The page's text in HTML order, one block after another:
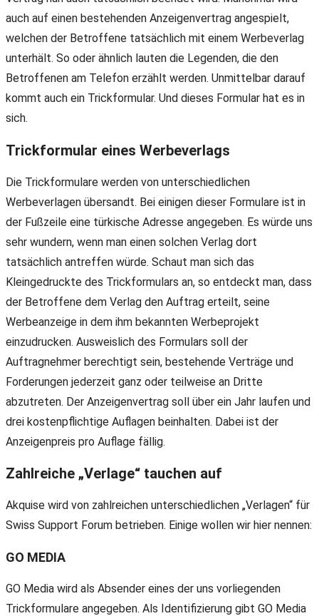
auch auf einen bestehenden Anzeigenvertrag angespielt,
welchen der Betroffene tatsächlich mit einem Werbeverlag
unterhält. So oder ähnlich lauten die Legenden, die den
Betroffenen am Telefon erzählt werden. Unmittelbar darauf
kommt auch ein Trickformular. Und dieses Formular hat es in
sich.
Trickformular eines Werbeverlags
Die Trickformulare werden von unterschiedlichen
Werbeverlagen übersandt. Bei einigen dieser Formulare ist in
der Fußzeile eine türkische Adresse angegeben. Es würde uns
sehr wundern, wenn man einen solchen Verlag dort
tatsächlich antreffen würde. Schaut man sich das
Kleingedruckte des Trickformulars an, so entdeckt man, dass
der Betroffene dem Verlag den Auftrag erteilt, seine
Werbeanzeige in dem ihm bekannten Werbeprojekt
einzudrucken. Ausweislich des Formulars soll der
Auftragnehmer berechtigt sein, bestehende Verträge und
Forderungen jederzeit ganz oder teilweise an Dritte
abzutreten. Der Anzeigenvertrag soll über ein Jahr laufen und
drei kostenpflichtige Auflagen beinhalten. Dabei ist der
Anzeigenpreis pro Auflage fällig.
Zahlreiche „Verlage“ tauchen auf
Akquise wird von zahlreichen unterschiedlichen „Verlagen“ für
Swiss Support Forum betrieben. Einige wollen wir hier nennen:
GO MEDIA
GO Media wird als Absender eines der uns vorliegenden
Trickformulare angegeben. Als Identifizierung gibt GO Media